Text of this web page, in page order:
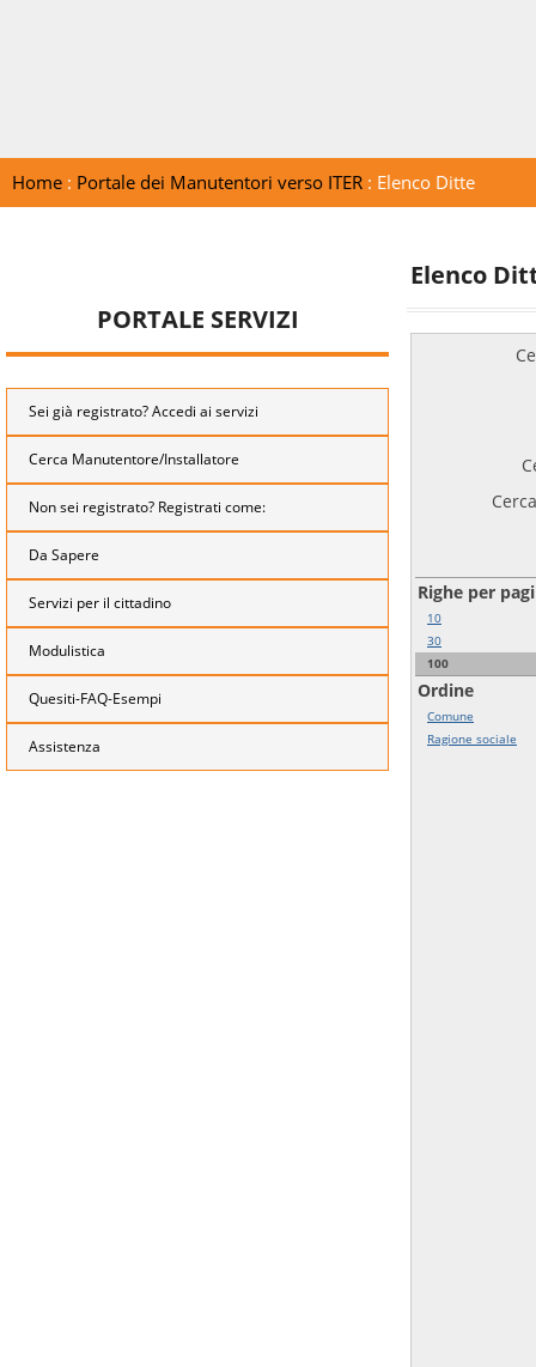
Home: Portale dei Manutentori verso ITER: Elenco Ditte
PORTALE SERVIZI
Sei già registrato? Accedi ai servizi
Cerca Manutentore/Installatore
Non sei registrato? Registrati come:
Da Sapere
Servizi per il cittadino
Modulistica
Quesiti-FAQ-Esempi
Assistenza
Elenco
Righe per
10
30
100
Ordine
Comune
Ragione sociale